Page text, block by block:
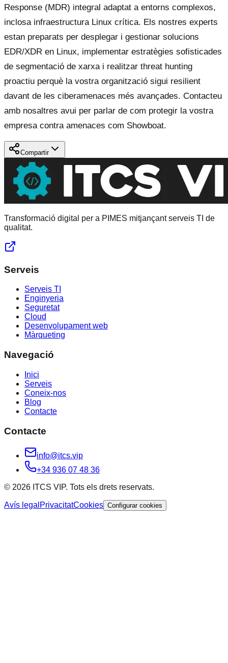
Response (MDR) integral adaptat a entorns complexos,
inclosa infraestructura Linux crítica. Els nostres experts
estan preparats per desplegar i gestionar solucions
EDR/XDR en Linux, implementar estratègies sofisticades
de segmentació de xarxa i realitzar threat hunting
proactiu perquè la vostra organització sigui resilient
davant de les ciberamenaces més avançades. Contacteu
amb nosaltres avui per parlar de com protegir la vostra
empresa contra amenaces com Showboat.
Compartir
Transformació digital per a PIMES mitjançant serveis TI de
qualitat.
Serveis
Serveis TI
Enginyeria
Seguretat
Cloud
Desenvolupament web
Màrqueting
Navegació
Inici
Serveis
Coneix-nos
Blog
Contacte
Contacte
info@itcs.vip
+34 936 07 48 36
© 2026 ITCS VIP. Tots els drets reservats.
Avís legal PrivacitatCookies Configurar cookies